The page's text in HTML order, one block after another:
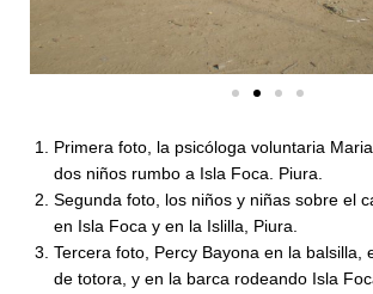
Primera foto, la psicóloga voluntaria
dos niños rumbo a Isla Foca. Piura.
Segunda foto, los niños y niñas sobre el
en Isla Foca y en la Islilla, Piura.
Tercera foto, Percy Bayona en la balsilla,
de totora, y en la barca rodeando Isla